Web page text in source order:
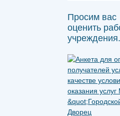
Просим вас
оценить
учреждения.